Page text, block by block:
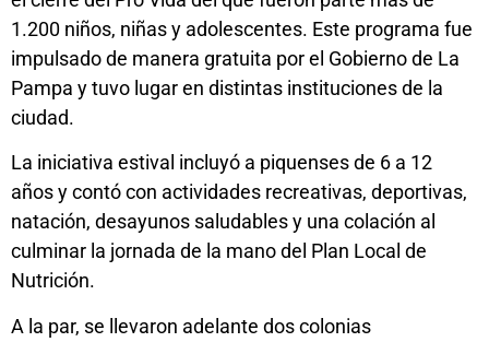
1.200 niños, niñas y adolescentes. Este programa fue
impulsado de manera gratuita por el Gobierno de La
Pampa y tuvo lugar en distintas instituciones de la
ciudad.
La iniciativa estival incluyó a piquenses de 6 a 12
años y contó con actividades recreativas, deportivas,
natación, desayunos saludables y una colación al
culminar la jornada de la mano del Plan Local de
Nutrición.
A la par, se llevaron adelante dos colonias